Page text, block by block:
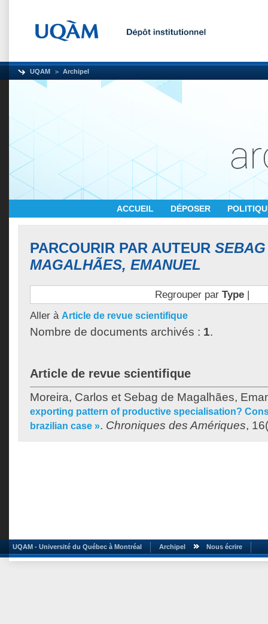
UQAM Archipel
ACCUEIL DÉPOSER
PARCOURIR PAR AUTEUR
MAGALHÃES, EMANUEL
Regrouper par Type|
Aller à Article de revue scientifique
Nombre de documents archivés : 1.
Article de revue scientifique
Moreira, Carlos et Sebag de Magalhães,
exporting pattern of productive specialisation?
brazilian case ». Chroniques des Amériques,
UQAM - Université du Québec à Montréal Archipel Nous écrire